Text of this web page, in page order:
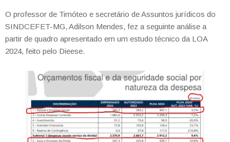
O professor de Timóteo e secretário de Assuntos jurídicos do
SINDCEFET-MG, Adilson Mendes, fez a seguinte análise a
partir de quadro apresentado em um estudo técnico da LOA
2024, feito pelo Dieese.